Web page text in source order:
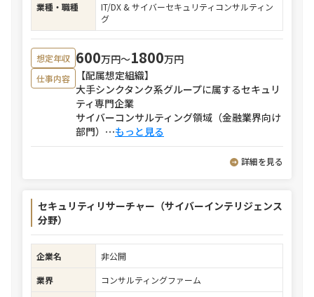
業種・職種
IT/DX & サイバーセキュリティコンサルティン
グ
想定年収 600万円〜1800万円
仕事内容
【配属想定組織】
大手シンクタンク系グループに属するセキュリ
ティ専門企業
サイバーコンサルティング領域（金融業界向け
部門） ⋯もっと見る
詳細を見る
セキュリティリサーチャー（サイバーインテリジェンス
分野）
企業名
非公開
業界
コンサルティングファーム